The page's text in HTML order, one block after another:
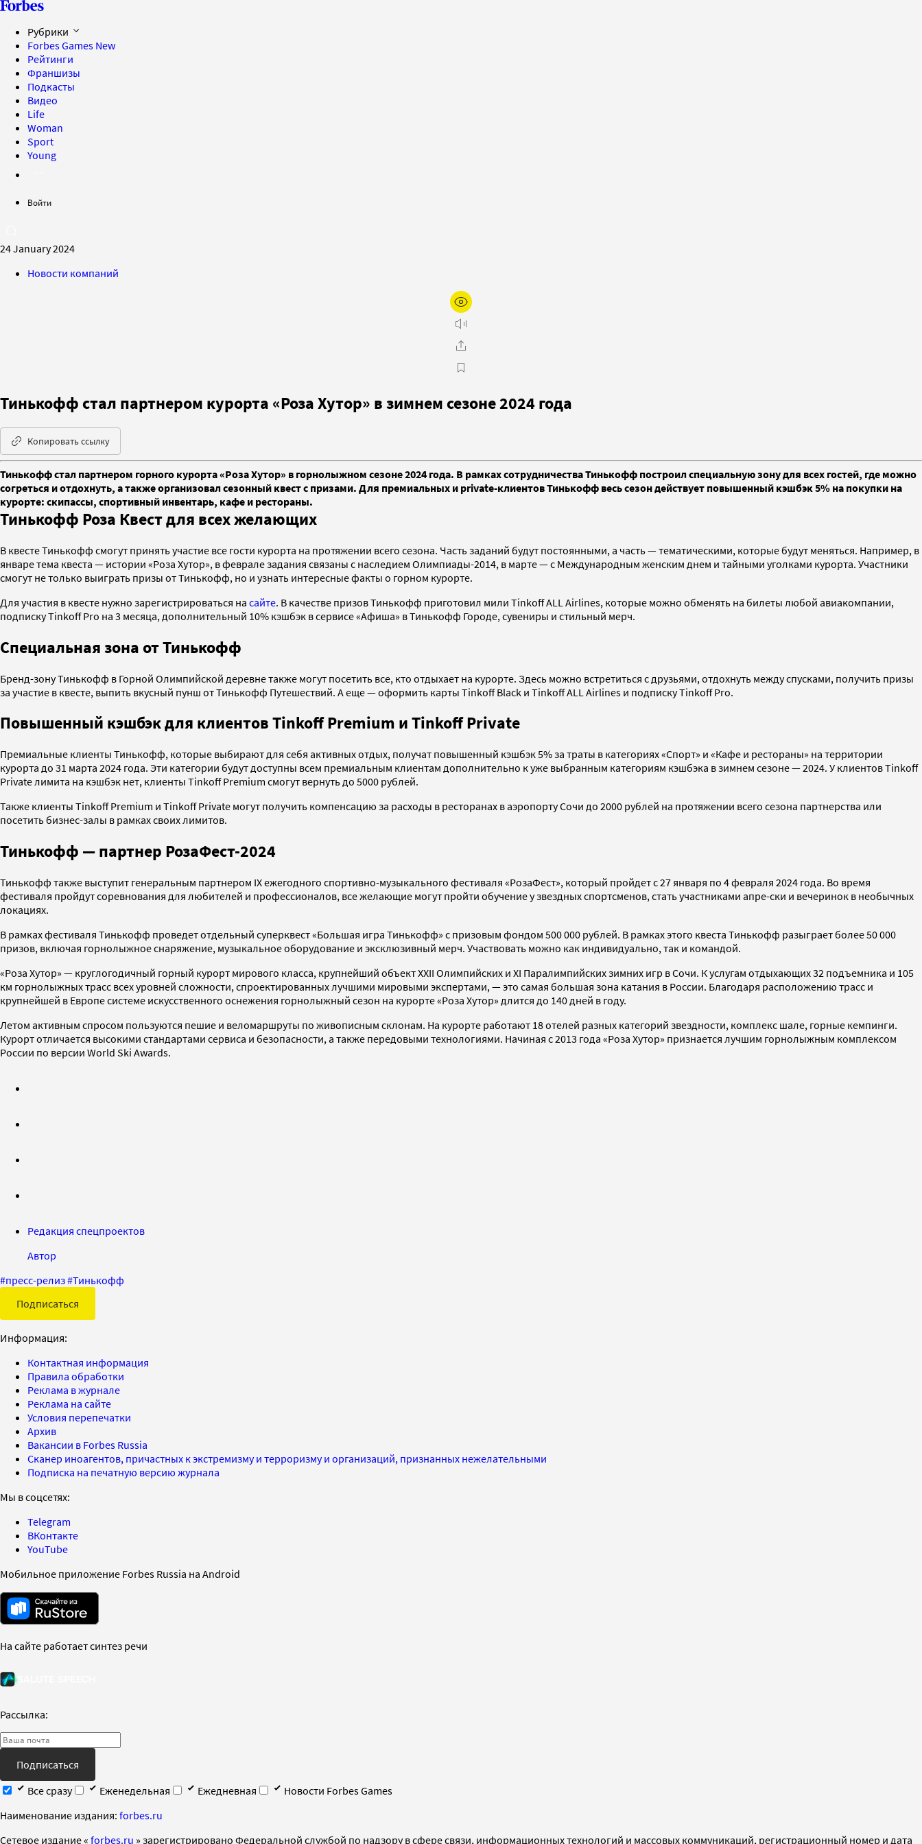
Рубрики
Forbes Games New
Рейтинги
Франшизы
Подкасты
Видео
Life
Woman
Sport
Young
Войти
24 January 2024
Новости компаний
Тинькофф стал партнером курорта «Роза Хутор» в зимнем сезоне 2024 года
Копировать ссылку
Тинькофф стал партнером горного курорта «Роза Хутор» в горнолыжном сезоне 2024 года. В рамках сотрудничества Тинькофф построил специальную зону для всех гостей, где можно
согреться и отдохнуть, а также организовал сезонный квест с призами. Для премиальных и private-клиентов Тинькофф весь сезон действует повышенный кэшбэк 5% на покупки на
курорте: скипассы, спортивный инвентарь, кафе и рестораны.
Тинькофф Роза Квест для всех желающих
В квесте Тинькофф смогут принять участие все гости курорта на протяжении всего сезона. Часть заданий будут постоянными, а часть — тематическими, которые будут меняться. Например, в
январе тема квеста — истории «Роза Хутор», в феврале задания связаны с наследием Олимпиады-2014, в марте — с Международным женским днем и тайными уголками курорта. Участники
смогут не только выиграть призы от Тинькофф, но и узнать интересные факты о горном курорте.
Для участия в квесте нужно зарегистрироваться на сайте. В качестве призов Тинькофф приготовил мили Tinkoff ALL Airlines, которые можно обменять на билеты любой авиакомпании,
подписку Tinkoff Pro на 3 месяца, дополнительный 10% кэшбэк в сервисе «Афиша» в Тинькофф Городе, сувениры и стильный мерч.
Специальная зона от Тинькофф
Бренд-зону Тинькофф в Горной Олимпийской деревне также могут посетить все, кто отдыхает на курорте. Здесь можно встретиться с друзьями, отдохнуть между спусками, получить призы
за участие в квесте, выпить вкусный пунш от Тинькофф Путешествий. А еще — оформить карты Tinkoff Black и Tinkoff ALL Airlines и подписку Tinkoff Pro.
Повышенный кэшбэк для клиентов Tinkoff Premium и Tinkoff Private
Премиальные клиенты Тинькофф, которые выбирают для себя активных отдых, получат повышенный кэшбэк 5% за траты в категориях «Спорт» и «Кафе и рестораны» на территории
курорта до 31 марта 2024 года. Эти категории будут доступны всем премиальным клиентам дополнительно к уже выбранным категориям кэшбэка в зимнем сезоне — 2024. У клиентов Tinkoff
Private лимита на кэшбэк нет, клиенты Tinkoff Premium смогут вернуть до 5000 рублей.
Также клиенты Tinkoff Premium и Tinkoff Private могут получить компенсацию за расходы в ресторанах в аэропорту Сочи до 2000 рублей на протяжении всего сезона партнерства или
посетить бизнес-залы в рамках своих лимитов.
Тинькофф — партнер РозаФест-2024
Тинькофф также выступит генеральным партнером IX ежегодного спортивно-музыкального фестиваля «РозаФест», который пройдет c 27 января по 4 февраля 2024 года. Во время
фестиваля пройдут соревнования для любителей и профессионалов, все желающие могут пройти обучение у звездных спортсменов, стать участниками апре-ски и вечеринок в необычных
локациях.
В рамках фестиваля Тинькофф проведет отдельный суперквест «Большая игра Тинькофф» с призовым фондом 500 000 рублей. В рамках этого квеста Тинькофф разыграет более 50 000
призов, включая горнолыжное снаряжение, музыкальное оборудование и эксклюзивный мерч. Участвовать можно как индивидуально, так и командой.
«Роза Хутор» — круглогодичный горный курорт мирового класса, крупнейший объект XXII Олимпийских и XI Паралимпийских зимних игр в Сочи. К услугам отдыхающих 32 подъемника и 105
км горнолыжных трасс всех уровней сложности, спроектированных лучшими мировыми экспертами, — это самая большая зона катания в России. Благодаря расположению трасс и
крупнейшей в Европе системе искусственного оснежения горнолыжный сезон на курорте «Роза Хутор» длится до 140 дней в году.
Летом активным спросом пользуются пешие и веломаршруты по живописным склонам. На курорте работают 18 отелей разных категорий звездности, комплекс шале, горные кемпинги.
Курорт отличается высокими стандартами сервиса и безопасности, а также передовыми технологиями. Начиная с 2013 года «Роза Хутор» признается лучшим горнолыжным комплексом
России по версии World Ski Awards.
Редакция спецпроектов
Автор
#пресс-релиз#Тинькофф
Подписаться
Информация:
Контактная информация
Правила обработки
Реклама в журнале
Реклама на сайте
Условия перепечатки
Архив
Вакансии в Forbes Russia
Сканер иноагентов, причастных к экстремизму и терроризму и организаций, признанных нежелательными
Подписка на печатную версию журнала
Мы в соцсетях:
Telegram
ВКонтакте
YouTube
Мобильное приложение Forbes Russia на Android
На сайте работает синтез речи
Рассылка:
Подписаться
Все сразу
Еженедельная Ежедневная
Новости Forbes Games
Наименование издания: forbes.ru
Cетевое издание « forbes.ru » зарегистрировано Федеральной службой по надзору в сфере связи, информационных технологий и массовых коммуникаций, регистрационный номер и дата